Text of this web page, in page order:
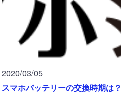
2020/03/05
スマホバッテリーの交換時期は？